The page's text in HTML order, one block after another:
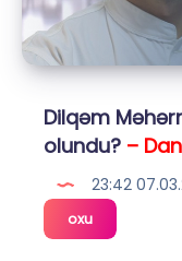
Dilqəm
olundu? –
23:42
oxuDilqəm